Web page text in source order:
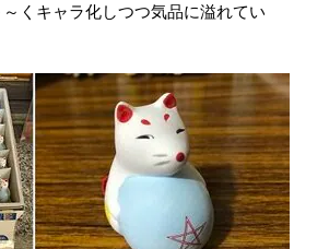
くキャラ化しつつ気品に溢れてい